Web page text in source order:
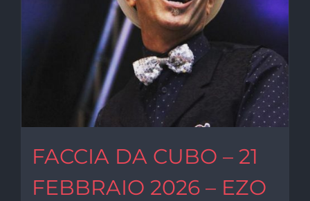
FACCIA DA CUBO – 21
FEBBRAIO 2026 – EZO